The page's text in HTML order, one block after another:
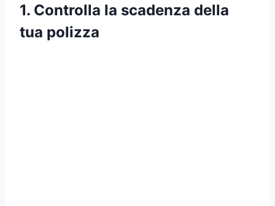
1. Controlla la scadenza della
tua polizza